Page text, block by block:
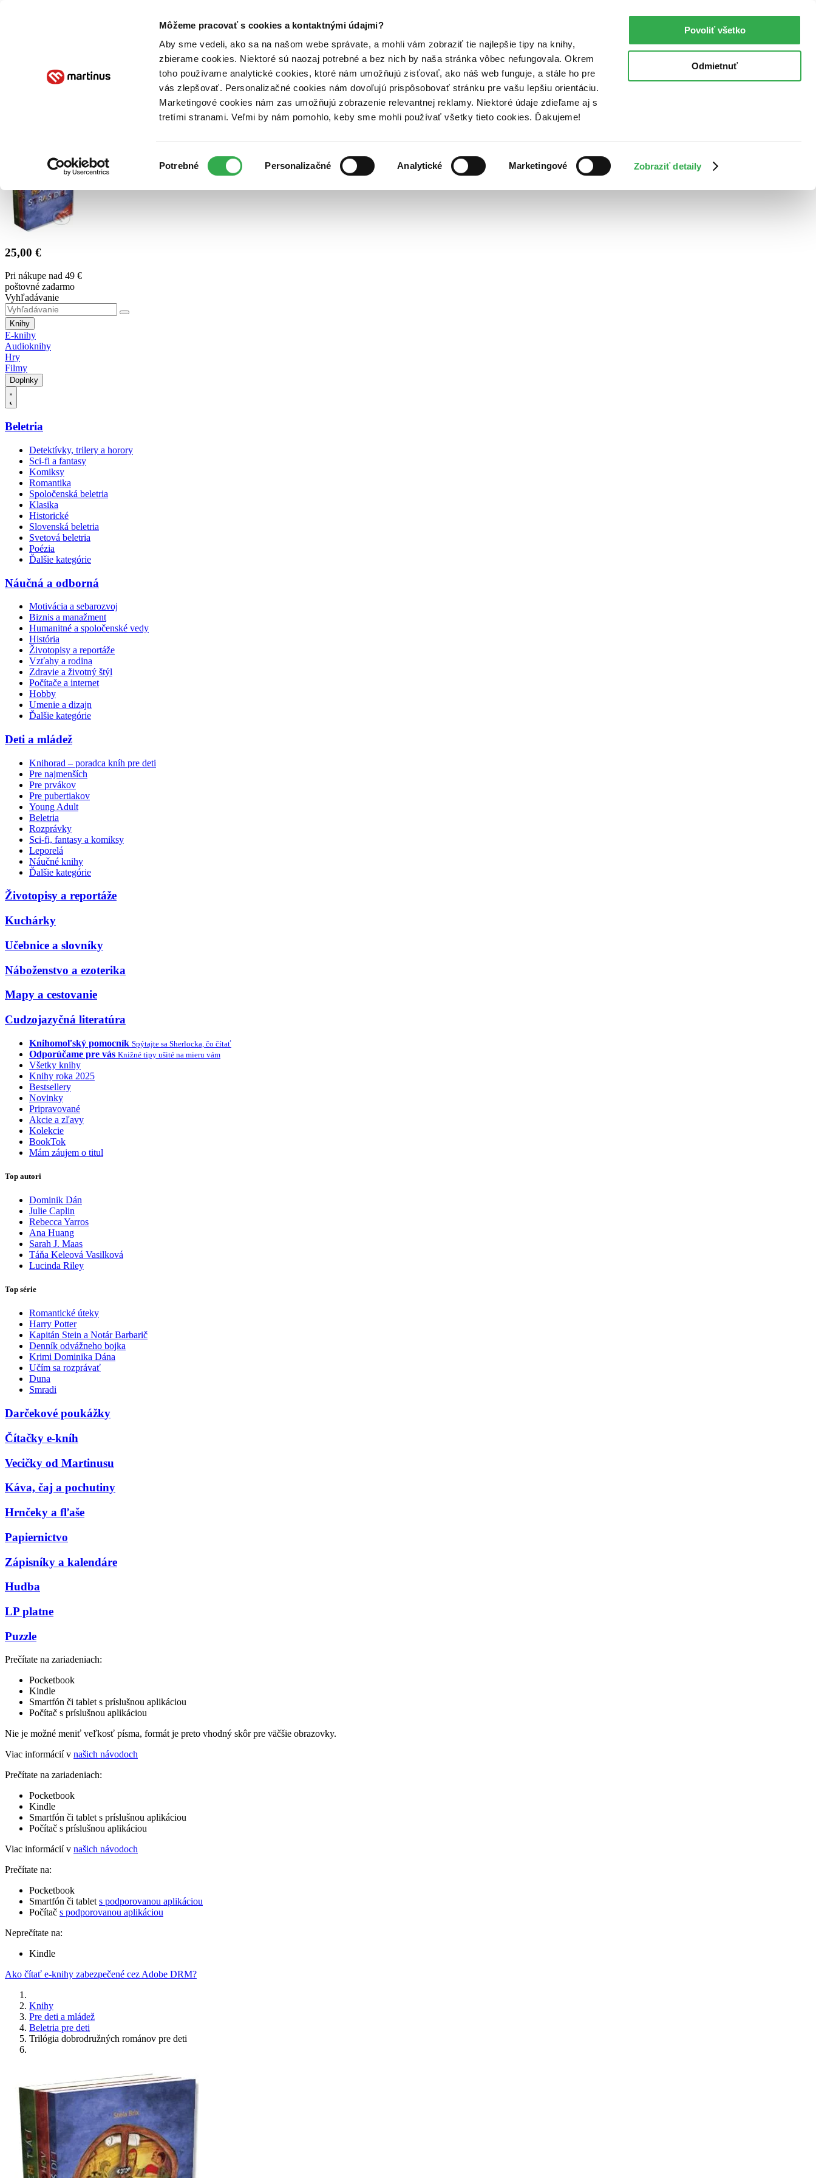
Môžeme pracovať s cookies a kontaktnými údajmi?
Aby sme vedeli, ako sa na našom webe správate, a mohli vám zobraziť tie najlepšie tipy na knihy,
zbierame cookies. Niektoré sú naozaj potrebné a bez nich by naša stránka vôbec nefungovala. Okrem
toho používame analytické cookies, ktoré nám umožňujú zisťovať, ako náš web funguje, a stále ho pre
vás zlepšovať. Personalizačné cookies nám dovoľujú prispôsobovať stránku pre vašu lepšiu orientáciu.
Marketingové cookies nám zas umožňujú zobrazenie relevantnej reklamy. Niektoré údaje zdieľame aj s
tretími stranami. Veľmi by nám pomohlo, keby sme mohli používať všetky tieto cookies. Ďakujeme!
súhlasu
Potrebné Personalizačné Analytické Marketingové Zobraziť detaily
Povoliť všetko
Odmietnuť
Poukážky Kontakt
25,00 €
Pri nákupe nad 49 €
poštovné zadarmo
Vyhľadávanie
Knihy
E-knihy
Audioknihy
Hry
Filmy
Doplnky
Beletria
Detektívky, trilery a horory
Sci-fi a fantasy
Komiksy
Romantika
Spoločenská beletria
Klasika
Historické
Slovenská beletria
Svetová beletria
Poézia
Ďalšie kategórie
Náučná a odborná
Motivácia a sebarozvoj
Biznis a manažment
Humanitné a spoločenské vedy
História
Životopisy a reportáže
Vzťahy a rodina
Zdravie a životný štýl
Počítače a internet
Hobby
Umenie a dizajn
Ďalšie kategórie
Deti a mládež
Knihorad – poradca kníh pre deti
Pre najmenších
Pre prvákov
Pre pubertiakov
Young Adult
Beletria
Rozprávky
Sci-fi, fantasy a komiksy
Leporelá
Náučné knihy
Ďalšie kategórie
Životopisy a reportáže
Kuchárky
Učebnice a slovníky
Náboženstvo a ezoterika
Mapy a cestovanie
Cudzojazyčná literatúra
Knihomoľský pomocník Spýtajte sa Sherlocka, čo čítať
Odporúčame pre vás Knižné tipy ušité na mieru vám
Všetky knihy
Knihy roka 2025
Bestsellery
Novinky
Pripravované
Akcie a zľavy
Kolekcie
BookTok
Mám záujem o titul
Top autori
Dominik Dán
Julie Caplin
Rebecca Yarros
Ana Huang
Sarah J. Maas
Táňa Keleová Vasilková
Lucinda Riley
Top série
Romantické úteky
Harry Potter
Kapitán Stein a Notár Barbarič
Denník odvážneho bojka
Krimi Dominika Dána
Učím sa rozprávať
Duna
Smradi
Darčekové poukážky
Čítačky e-kníh
Vecičky od Martinusu
Káva, čaj a pochutiny
Hrnčeky a fľaše
Papiernictvo
Zápisníky a kalendáre
Hudba
LP platne
Puzzle
Prečítate na zariadeniach:
Pocketbook
Kindle
Smartfón či tablet s príslušnou aplikáciou
Počítač s príslušnou aplikáciou
Nie je možné meniť veľkosť písma, formát je preto vhodný skôr pre väčšie obrazovky.
Viac informácií v našich návodoch
Prečítate na zariadeniach:
Pocketbook
Kindle
Smartfón či tablet s príslušnou aplikáciou
Počítač s príslušnou aplikáciou
Viac informácií v našich návodoch
Prečítate na:
Pocketbook
Smartfón či tablet s podporovanou aplikáciou
Počítač s podporovanou aplikáciou
Neprečítate na:
Kindle
Ako čítať e-knihy zabezpečené cez Adobe DRM?
Knihy
Pre deti a mládež
Beletria pre deti
Trilógia dobrodružných románov pre deti